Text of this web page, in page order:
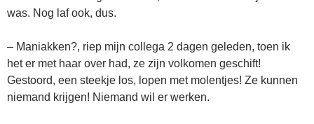
was. Nog laf ook, dus.
– Maniakken?, riep mijn collega 2 dagen geleden, toen ik
het er met haar over had, ze zijn volkomen geschift!
Gestoord, een steekje los, lopen met molentjes! Ze kunnen
niemand krijgen! Niemand wil er werken.